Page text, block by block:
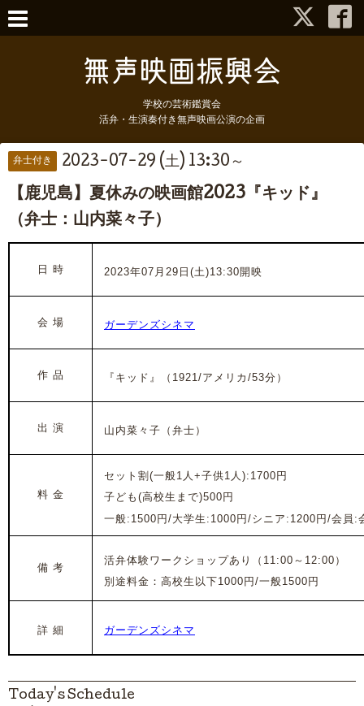
学校の芸術鑑賞会
活弁・生演奏付き無声映画公演の企画
弁士付き 2023-07-29 (土) 13:30～
【鹿児島】夏休みの映画館2023『キッド』
（弁士：山内菜々子）
日 時 2023年07月29日(土)13:30開映
会 場 ガーデンズシネマ
作 品 『キッド』（1921/アメリカ/53分）
出 演 山内菜々子（弁士）
料 金
セット割(一般1人+子供1人):1700円
子ども(高校生まで)500円
一般:1500円/大学生:1000円/シニア:1200円/会員:
備 考
活弁体験ワークショップあり（11:00～12:00）
別途料金：高校生以下1000円/一般1500円
詳 細 ガーデンズシネマ
Today's Schedule